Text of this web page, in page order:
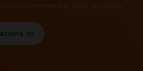
ici comment le faire au mieux.
ici